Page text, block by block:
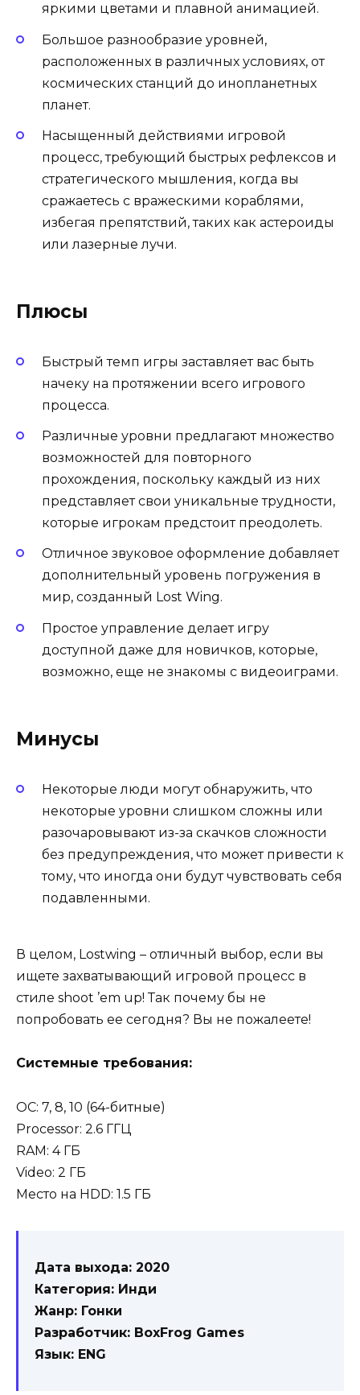
яркими цветами и плавной анимацией.
Большое разнообразие уровней,
расположенных в различных условиях, от
космических станций до инопланетных
планет.
Насыщенный действиями игровой
процесс, требующий быстрых рефлексов и
стратегического мышления, когда вы
сражаетесь с вражескими кораблями,
избегая препятствий, таких как астероиды
или лазерные лучи.
Плюсы
Быстрый темп игры заставляет вас быть
начеку на протяжении всего игрового
процесса.
Различные уровни предлагают множество
возможностей для повторного
прохождения, поскольку каждый из них
представляет свои уникальные трудности,
которые игрокам предстоит преодолеть.
Отличное звуковое оформление добавляет
дополнительный уровень погружения в
мир, созданный Lost Wing.
Простое управление делает игру
доступной даже для новичков, которые,
возможно, еще не знакомы с видеоиграми.
Минусы
Некоторые люди могут обнаружить, что
некоторые уровни слишком сложны или
разочаровывают из-за скачков сложности
без предупреждения, что может привести к
тому, что иногда они будут чувствовать себя
подавленными.
В целом, Lostwing – отличный выбор, если вы
ищете захватывающий игровой процесс в
стиле shoot ’em up! Так почему бы не
попробовать ее сегодня? Вы не пожалеете!
Системные требования:
OC: 7, 8, 10 (64-битные)
Processor: 2.6 ГГЦ
RAM: 4 ГБ
Video: 2 ГБ
Место на HDD: 1.5 ГБ
Дата выхода: 2020
Категория: Инди
Жанр: Гонки
Разработчик: BoxFrog Games
Язык: ENG